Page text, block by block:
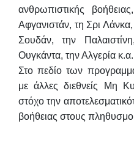
ανθρωπιστικής
Αφγανιστάν, τη Σρι Λάνκα,
Σουδάν, την
Ουγκάντα, την Αλγερία κ.α.
Στο πεδίο των
με άλλες διεθνείς Μη
στόχο την
βοήθειας στους